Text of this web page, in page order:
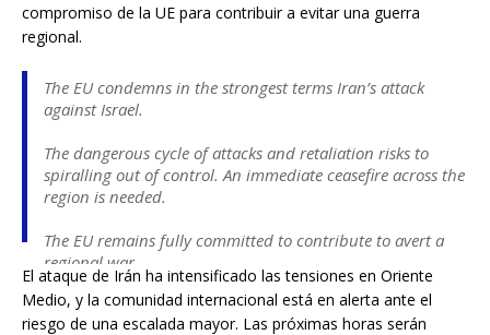
compromiso de la UE para contribuir a evitar una guerra
regional.
The EU condemns in the strongest terms Iran’s attack
against Israel.
The dangerous cycle of attacks and retaliation risks to
spiralling out of control. An immediate ceasefire across the
region is needed.
The EU remains fully committed to contribute to avert a
regional war.
— Josep Borrell Fontelles (@JosepBorrellF)October 1, 2024
El ataque de Irán ha intensificado las tensiones en Oriente
Medio, y la comunidad internacional está en alerta ante el
riesgo de una escalada mayor. Las próximas horas serán